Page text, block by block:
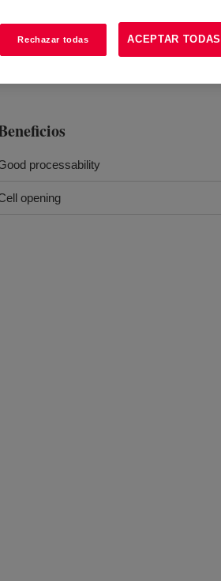
processability
opening
Rechazar todas ACEPTAR TODAS